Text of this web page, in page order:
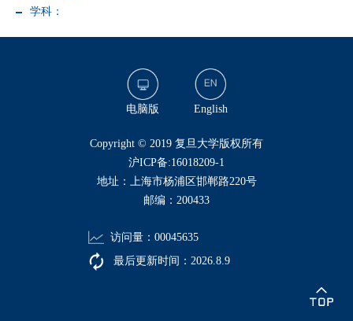
学科：
电脑版 English
​Copyright © 2019 复旦大学版权所有
沪ICP备:16018209-1
地址：上海市杨浦区邯郸路220号
邮编：200433
访问量： 00045635
最后更新时间： 2026 8 9